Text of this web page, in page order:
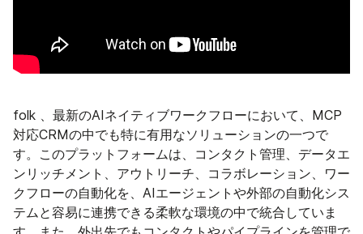
folk 、最新のAIネイティブワークフローにおいて、MCP
対応CRMの中でも特に有用なソリューションの一つで
す。このプラットフォームは、コンタクト管理、データエ
ンリッチメント、アウトリーチ、コラボレーション、ワー
クフローの自動化を、AIエージェントや外部の自動化シス
テムと容易に連携できる柔軟な環境の中で統合していま